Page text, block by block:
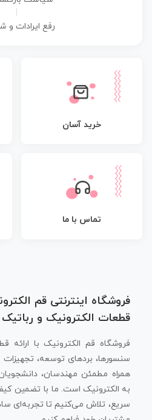
رفع ایرادات و
خرید آسان
تماس با ما
فروشگاه اینترنتی قم
قطعات الکترونیک و رباتیک
فروشگاه قم الکترونیک با ارائه
سنسورها، بردهای توسعه، تجهیزات
همراه مطمئن مهندسان،
به الکترونیک است. ما با تضمین
سریع، تلاش می‌کنیم تا تجربه‌ای